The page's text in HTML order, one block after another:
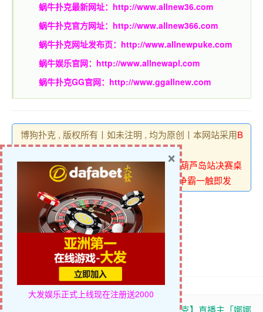
蜗牛扑克最新网址： http://www.allnew36.com
蜗牛扑克官方网址： http://www.allnew366.com
蜗牛扑克网址发布页： http://www.allnewpuke.com
蜗牛娱乐官网： http://www.allnewapl.com
蜗牛扑克GG官网： http://www.ggallnew.com
博狗扑克 , 版权所有丨如未注明 , 均为原创丨本网站采用B
Y-NC-SA协议进行授权
转载请注明原文链接：【EV扑克】DBPT葫芦岛站决赛桌
诞生！于永泽487万记分牌领跑，十强争霸一触即发
喜欢 (0)
大发娱乐正式上线现在注册送2000
×